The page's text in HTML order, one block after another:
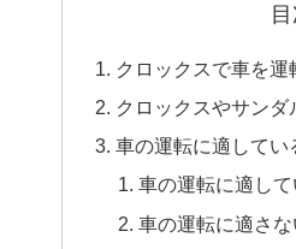
クロックスで車を運
クロックスやサンダ
車の運転に適してい
車の運転に適し
車の運転に適さ